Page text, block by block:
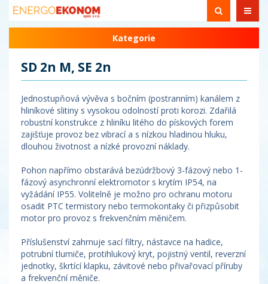
Kategorie
SD 2n M, SE 2n
Jednostupňová vývěva s bočním (postranním) kanálem z
hliníkové slitiny s vysokou odolností proti korozi. Zdařilá
robustní konstrukce z hliníku litého do pískových forem
zajišťuje provoz bez vibrací a s nízkou hladinou hluku,
dlouhou životnost a nízké provozní náklady.
Pohon napřímo obstarává bezúdržbový 3-fázový nebo 1-
fázový asynchronní elektromotor s krytím IP54, na
vyžádání IP55. Volitelně je možno pro ochranu motoru
osadit PTC termistory nebo termokontaky či přizpůsobit
motor pro provoz s frekvenčním měničem.
Příslušenství zahrnuje sací filtry, nástavce na hadice,
potrubní tlumiče, protihlukový kryt, pojistný ventil, reverzní
jednotky, škrtící klapku, závitové nebo přivařovací příruby
a frekvenční měniče.